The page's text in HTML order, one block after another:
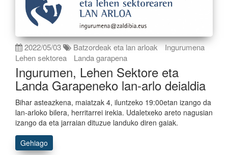
2022/05/03 Batzordeak eta lan arloak
Ingurumena
Lehen sektorea
Landa garapena
Ingurumen, Lehen Sektore eta
Landa Garapeneko lan-arlo deialdia
Bihar asteazkena, maiatzak 4, iluntzeko 19:00etan izango da
lan-arloko bilera, herritarrei irekia. Udaletxeko areto nagusian
izango da eta jarraian dituzue landuko diren gaiak.
Gehiago